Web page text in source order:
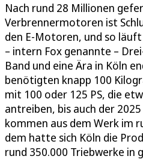
Nach rund 28 Millionen
Verbrennermotoren ist
den E-Motoren, und so
– intern Fox genannte –
Band und eine Ära in Köln
benötigten knapp 100
mit 100 oder 125 PS, die
antreiben, bis auch der
kommen aus dem Werk im
dem hatte sich Köln die
rund 350.000 Triebwerke in